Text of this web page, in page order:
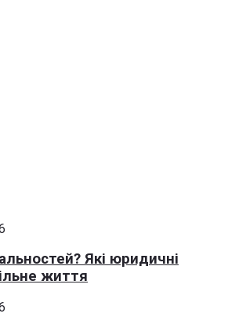
Які юридичні
життя